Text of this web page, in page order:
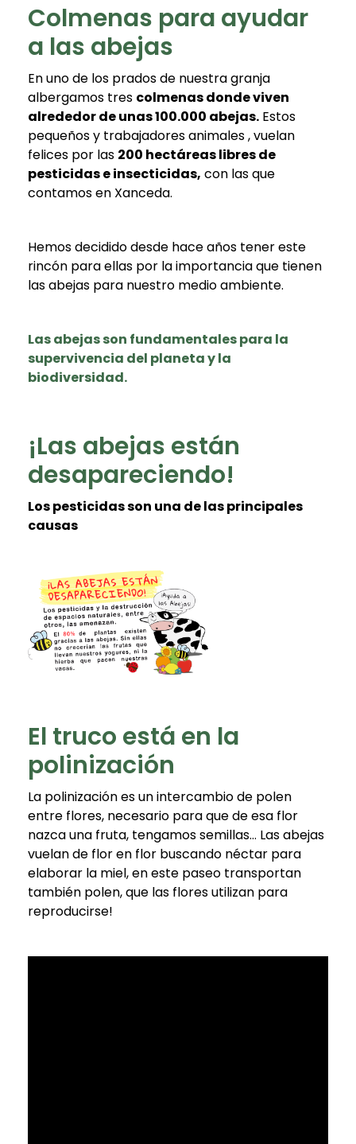
Colmenas para ayudar
a las abejas
En uno de los prados de nuestra granja
albergamos tres colmenas donde viven
alrededor de unas 100.000 abejas. Estos
pequeños y trabajadores animales , vuelan
felices por las 200 hectáreas libres de
pesticidas e insecticidas, con las que
contamos en Xanceda.
Hemos decidido desde hace años tener este
rincón para ellas por la importancia que tienen
las abejas para nuestro medio ambiente.
Las abejas son fundamentales para la
supervivencia del planeta y la
biodiversidad.
¡Las abejas están
desapareciendo!
Los pesticidas son una de las principales
causas
El truco está en la
polinización
La polinización es un intercambio de polen
entre flores, necesario para que de esa flor
nazca una fruta, tengamos semillas… Las abejas
vuelan de flor en flor buscando néctar para
elaborar la miel, en este paseo transportan
también polen, que las flores utilizan para
reproducirse!